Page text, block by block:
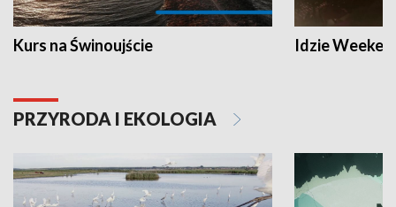
Kurs na Świnoujście Idzie
PRZYRODA I EKOLOGIA